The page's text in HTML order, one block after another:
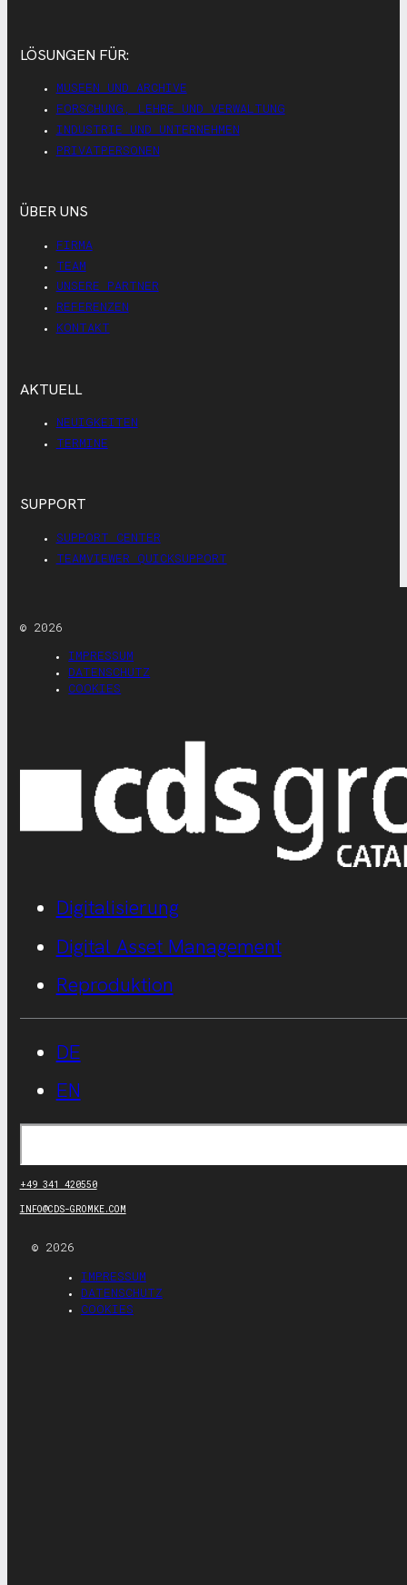
LÖSUNGEN FÜR:
MUSEEN UND ARCHIVE
FORSCHUNG, LEHRE UND VERWALTUNG
INDUSTRIE UND UNTERNEHMEN
PRIVATPERSONEN
ÜBER UNS
FIRMA
TEAM
UNSERE PARTNER
REFERENZEN
KONTAKT
AKTUELL
NEUIGKEITEN
TERMINE
SUPPORT
SUPPORT CENTER
TEAMVIEWER QUICKSUPPORT
© 2026
IMPRESSUM
DATENSCHUTZ
COOKIES
Digitalisierung
Digital Asset Management
Reproduktion
DE
EN
Suchen
+49 341 420550
INFO@CDS-GROMKE.COM
© 2026
IMPRESSUM
DATENSCHUTZ
COOKIES